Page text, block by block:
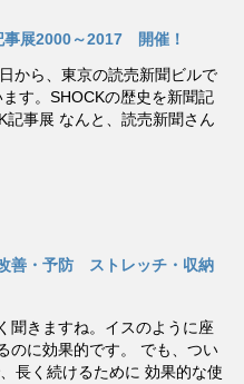
事展2000～2017 開催！
から、東京の読売新聞ビルで
す。SHOCKの歴史を新聞記
事展 なんと、読売新聞さん
善・予防 ストレッチ・収納
聞きますね。イスのように座
のに効果的です。 でも、つい
長く続けるために 効果的な使